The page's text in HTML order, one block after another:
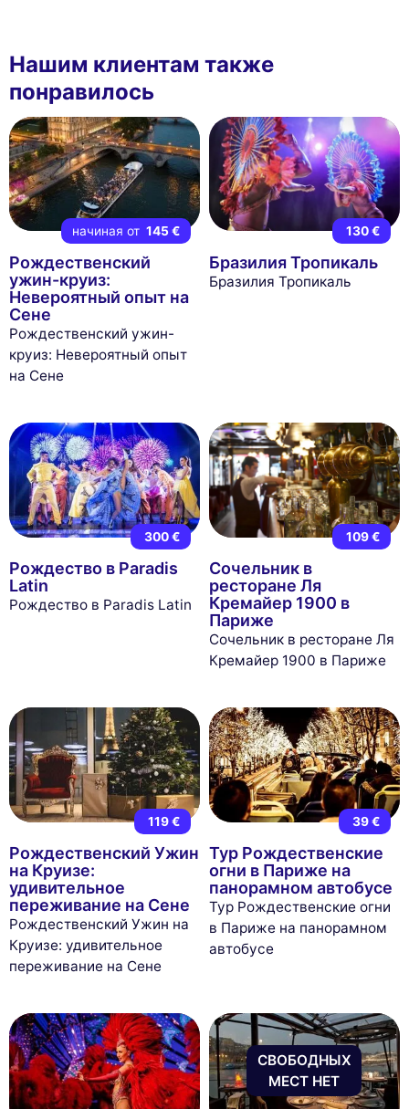
Нашим клиентам также
понравилось
начиная от 145 €
Рождественский
ужин-круиз:
Невероятный опыт на
Сене
Рождественский ужин-
круиз: Невероятный опыт
на Сене
130 €
Бразилия Тропикаль
Бразилия Тропикаль
300 €
Рождество в Paradis
Latin
Рождество в Paradis Latin
109 €
Сочельник в
ресторане Ля
Кремайер 1900 в
Париже
Сочельник в ресторане Ля
Кремайер 1900 в Париже
119 €
Рождественский Ужин
на Круизе:
удивительное
переживание на Сене
Рождественский Ужин на
Круизе: удивительное
переживание на Сене
39 €
Тур Рождественские
огни в Париже на
панорамном автобусе
Тур Рождественские огни
в Париже на панорамном
автобусе
СВОБОДНЫХ
МЕСТ НЕТ